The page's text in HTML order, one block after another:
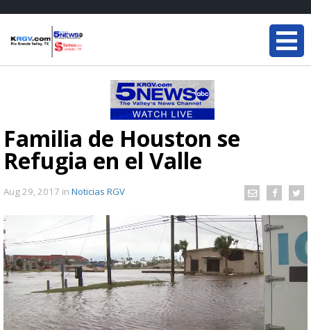
Familia de Houston se
Refugia en el Valle
Aug 29, 2017 in Noticias RGV